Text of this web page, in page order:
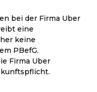
bei der Firma Uber
eine
keine
PBefG.
Firma Uber